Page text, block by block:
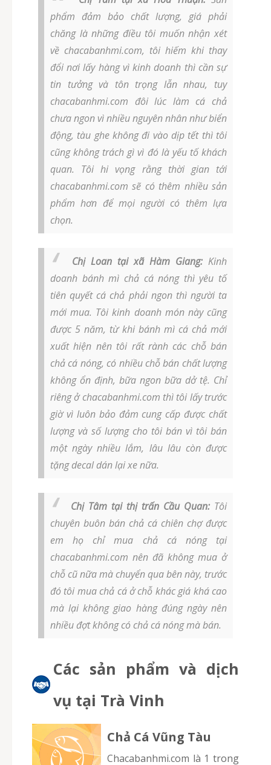
phẩm đảm bảo chất lượng, giá phải
chăng là những điều tôi muốn nhận xét
về chacabanhmi.com, tôi hiếm khi thay
đổi nơi lấy hàng vì kinh doanh thì cần sự
tin tưởng và tôn trọng lẫn nhau, tuy
chacabanhmi.com đôi lúc làm cá chả
chưa ngon vì nhiều nguyên nhân như biển
động, tàu ghe không đi vào dịp tết thì tôi
cũng không trách gì vì đó là yếu tố khách
quan. Tôi hi vọng rằng thời gian tới
chacabanhmi.com sẽ có thêm nhiều sản
phẩm hơn để mọi người có thêm lựa
chọn.
Chị Loan tại xã Hàm Giang: Kinh
doanh bánh mì chả cá nóng thì yêu tố
tiên quyết cá chả phải ngon thì người ta
mới mua. Tôi kinh doanh món này cũng
được 5 năm, từ khi bánh mì cá chả mới
xuất hiện nên tôi rất rành các chỗ bán
chả cá nóng, có nhiều chỗ bán chất lượng
không ổn định, bữa ngon bữa dở tệ. Chỉ
riêng ở chacabanhmi.com thì tôi lấy trước
giờ vì luôn bảo đảm cung cấp được chất
lượng và số lượng cho tôi bán vì tôi bán
một ngày nhiều lắm, lâu lâu còn được
tặng decal dán lại xe nữa.
Chị Tâm tại thị trấn Cầu Quan: Tôi
chuyên buôn bán chả cá chiên chợ được
em họ chỉ mua chả cá nóng tại
chacabanhmi.com nên đã không mua ở
chỗ cũ nữa mà chuyển qua bên này, trước
đó tôi mua chả cá ở chỗ khác giá khá cao
mà lại không giao hàng đúng ngày nên
nhiều đợt không có chả cá nóng mà bán.
Các sản phẩm và dịch
vụ tại Trà Vinh
Chả Cá Vũng Tàu
chacabanhmi.com là 1 trong